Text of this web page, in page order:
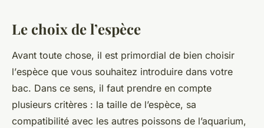
Le choix de l’espèce
Avant toute chose, il est primordial de bien choisir
l’espèce que vous souhaitez introduire dans votre
bac. Dans ce sens, il faut prendre en compte
plusieurs critères : la taille de l’espèce, sa
compatibilité avec les autres poissons de l’aquarium,